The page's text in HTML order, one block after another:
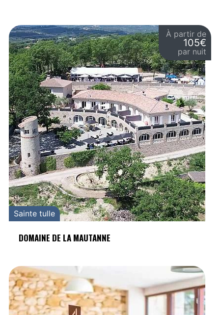
À partir de
105€
par nuit
Sainte tulle
DOMAINE DE LA MAUTANNE